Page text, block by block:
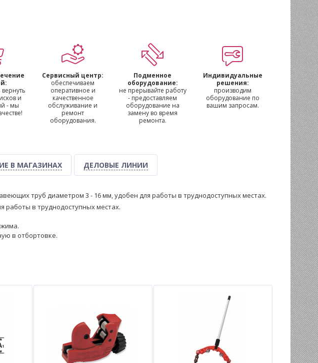
и
- мы
Сервисный центр:
обеспечиваем
оперативное и
качественное
обслуживание и
ремонт
оборудования.
Подменное
оборудование:
не прерывайте работу
- предоставляем
оборудование на
замену во время
ремонта.
Индивидуальные
решения:
производим
оборудование по
вашим запросам.
В МАГАЗИНАХ ДЕЛОВЫЕ ЛИНИИ
труб диаметром 3 - 16 мм, удобен для работы в труднодоступных местах.
работы в труднодоступных местах.
в отбортовке.